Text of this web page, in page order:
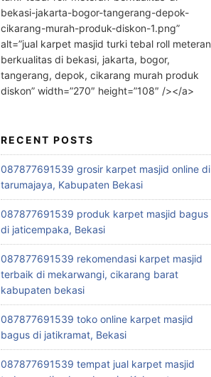
bekasi-jakarta-bogor-tangerang-depok-
cikarang-murah-produk-diskon-1.png”
alt=”jual karpet masjid turki tebal roll meteran
berkualitas di bekasi, jakarta, bogor,
tangerang, depok, cikarang murah produk
diskon” width=”270″ height=”108″ /></a>
RECENT POSTS
087877691539 grosir karpet masjid online di
tarumajaya, Kabupaten Bekasi
087877691539 produk karpet masjid bagus
di jaticempaka, Bekasi
087877691539 rekomendasi karpet masjid
terbaik di mekarwangi, cikarang barat
kabupaten bekasi
087877691539 toko online karpet masjid
bagus di jatikramat, Bekasi
087877691539 tempat jual karpet masjid